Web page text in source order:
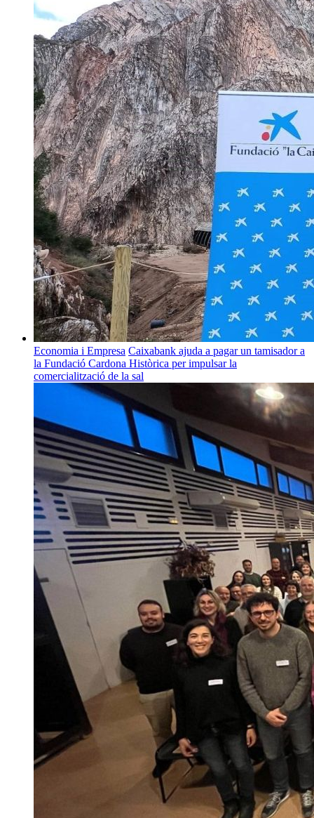
Economia i Empresa Caixabank ajuda a pagar un tamisador a
la Fundació Cardona Històrica per impulsar la
comercialització de la sal